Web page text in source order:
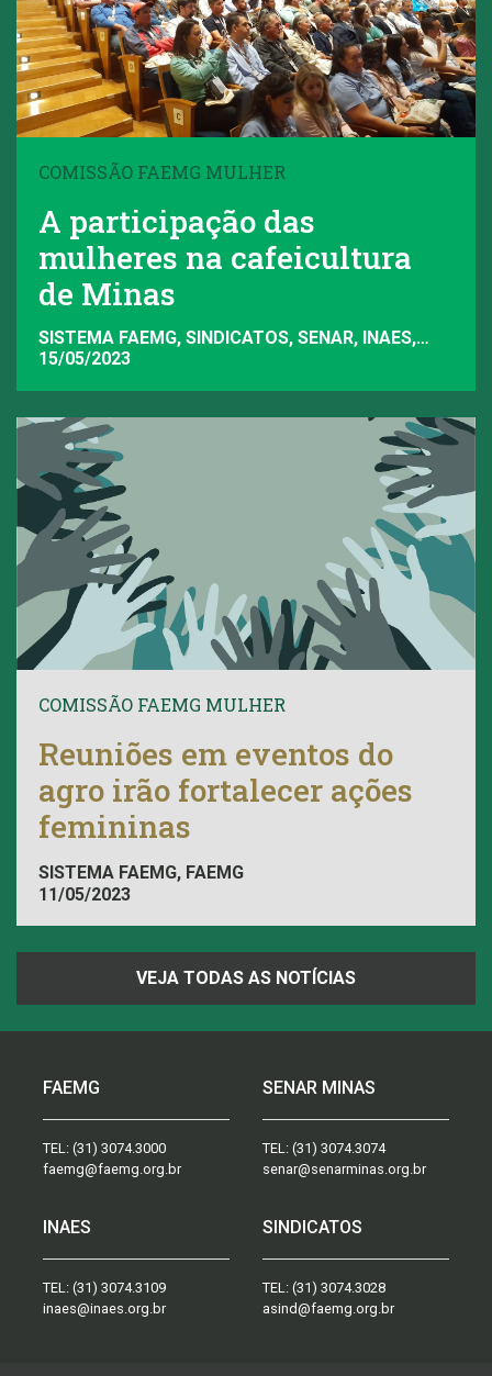
COMISSÃO FAEMG MULHER
A participação das
mulheres na cafeicultura
de Minas
SISTEMA FAEMG, SINDICATOS, SENAR, INAES,
FAEMG
15/05/2023
COMISSÃO FAEMG MULHER
Reuniões em eventos do
agro irão fortalecer ações
femininas
SISTEMA FAEMG, FAEMG
11/05/2023
VEJA TODAS AS NOTÍCIAS
FAEMG
TEL: (31) 3074.3000
faemg@faemg.org.br
SENAR MINAS
TEL: (31) 3074.3074
senar@senarminas.org.br
INAES
TEL: (31) 3074.3109
inaes@inaes.org.br
SINDICATOS
TEL: (31) 3074.3028
asind@faemg.org.br